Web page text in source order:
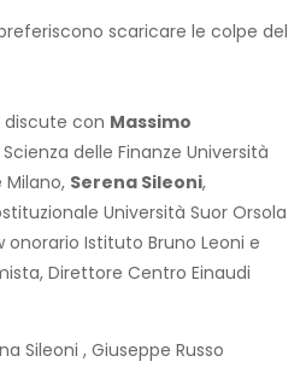
scaricare le colpe del
discute con Massimo
delle Finanze Università
Serena Sileoni,
Università Suor Orsola
onorario Istituto Bruno Leoni e
Direttore Centro Einaudi
Sileoni , Giuseppe Russo